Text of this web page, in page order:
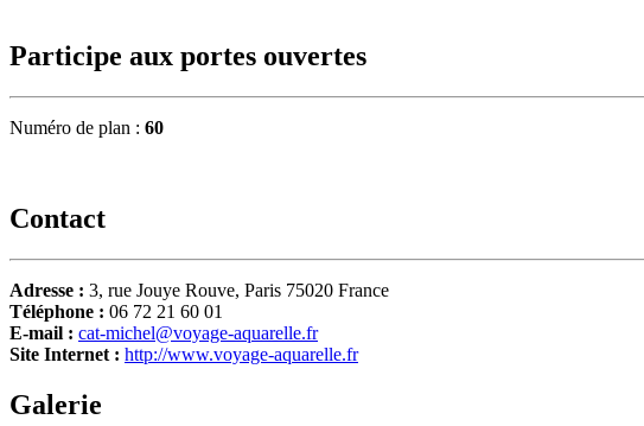
Participe aux portes ouvertes
Numéro de plan : 60
Contact
Adresse : 3, rue Jouye Rouve, Paris 75020 France
Téléphone : 06 72 21 60 01
E-mail : cat-michel@voyage-aquarelle.fr
Site Internet : http://www.voyage-aquarelle.fr
Galerie